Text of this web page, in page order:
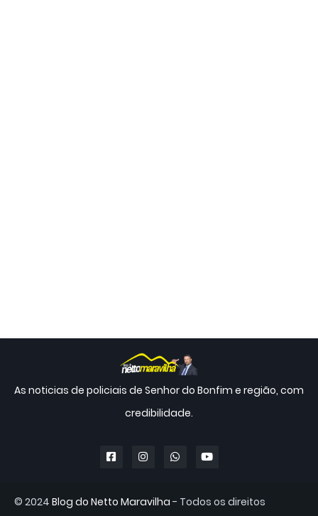
As noticias de policiais de Senhor do Bonfim e região, com
credibilidade.
© 2024 Blog do Netto Maravilha - Todos os direitos